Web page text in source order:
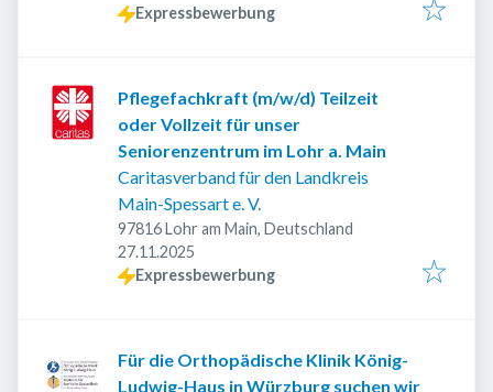
Expressbewerbung
Pflegefachkraft (m/w/d) Teilzeit
oder Vollzeit für unser
Seniorenzentrum im Lohr a. Main
Caritasverband für den Landkreis
Main-Spessart e. V.
97816 Lohr am Main, Deutschland
Veröffentlicht
27.11.2025
Expressbewerbung
Für die Orthopädische Klinik König-
Ludwig-Haus in Würzburg suchen wir